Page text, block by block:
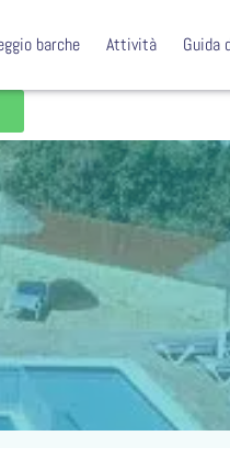
barche Attività Guida